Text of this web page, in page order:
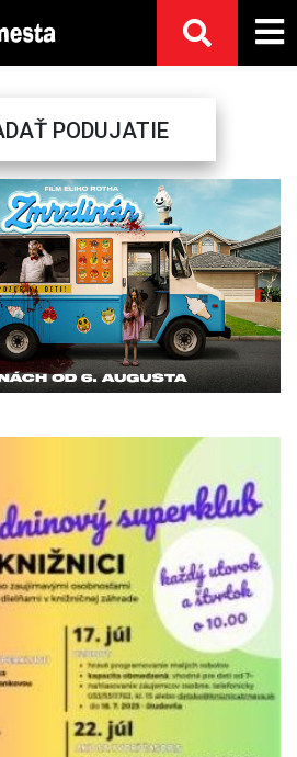
PODUJATIE
Next